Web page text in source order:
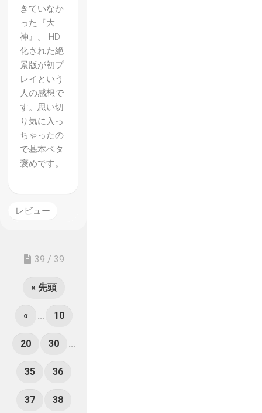
きていなか
った『大
神』。 HD
化された絶
景版が初プ
レイという
人の感想で
す。思い切
り気に入っ
ちゃったの
で基本ベタ
褒めです。
レビュー
39 / 39
« 先頭
« ... 10
20 30 ...
35 36
37 38